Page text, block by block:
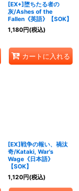
[EX+]堕ちたる者の
灰/Ashes of the
Fallen《英語》【SOK】
1,180円(税込)
カートに入れる
[EX]戦争の報い、禍汰
奇/Kataki, War's
Wage《日本語》
【SOK】
1,120円(税込)